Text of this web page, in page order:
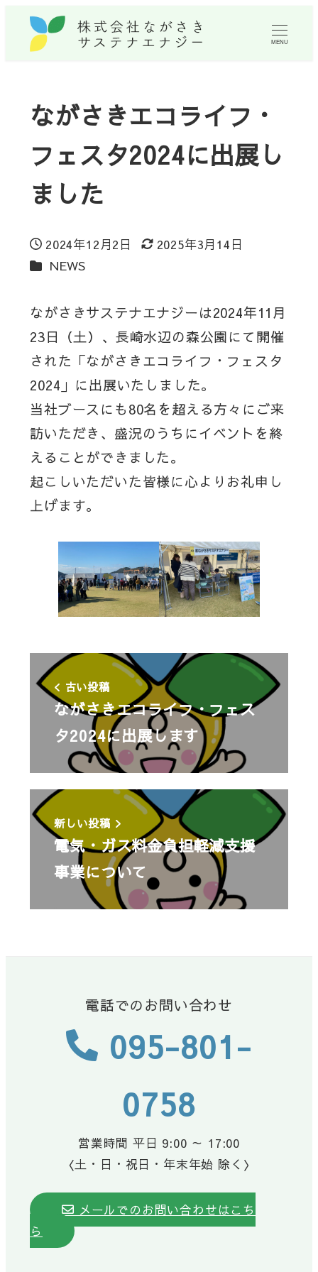
MENU
ながさきエコライフ・
フェスタ2024に出展し
ました
投稿日
2024年12月2日
更新日
2025年3月14日
カテゴリー
NEWS
ながさきサステナエナジーは2024年11月
23日（土）、長崎水辺の森公園にて開催
された「ながさきエコライフ・フェスタ
2024」に出展いたしました。
当社ブースにも80名を超える方々にご来
訪いただき、盛況のうちにイベントを終
えることができました。
起こしいただいた皆様に心よりお礼申し
上げます。
古い投稿
ながさきエコライフ・フェス
タ2024に出展します
新しい投稿
電気・ガス料金負担軽減支援
事業について
電話でのお問い合わせ
095-801-
0758
営業時間 平日 9:00 ～ 17:00
〈土・日・祝日・年末年始 除く〉
メールでのお問い合わせはこち
ら